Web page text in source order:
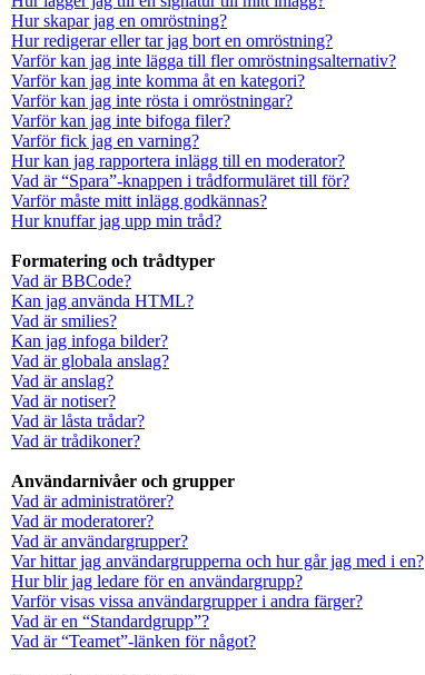
Hur skapar jag en omröstning?
Hur redigerar eller tar jag bort en omröstning?
Varför kan jag inte lägga till fler omröstningsalternativ?
Varför kan jag inte komma åt en kategori?
Varför kan jag inte rösta i omröstningar?
Varför kan jag inte bifoga filer?
Varför fick jag en varning?
Hur kan jag rapportera inlägg till en moderator?
Vad är “Spara”-knappen i trådformuläret till för?
Varför måste mitt inlägg godkännas?
Hur knuffar jag upp min tråd?
Formatering och trådtyper
Vad är BBCode?
Kan jag använda HTML?
Vad är smilies?
Kan jag infoga bilder?
Vad är globala anslag?
Vad är anslag?
Vad är notiser?
Vad är låsta trådar?
Vad är trådikoner?
Användarnivåer och grupper
Vad är administratörer?
Vad är moderatorer?
Vad är användargrupper?
Var hittar jag användargrupperna och hur går jag med i en?
Hur blir jag ledare för en användargrupp?
Varför visas vissa användargrupper i andra färger?
Vad är en “Standardgrupp”?
Vad är “Teamet”-länken för något?